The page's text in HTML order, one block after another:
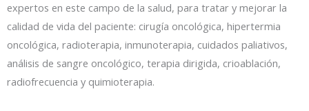
expertos en este campo de la salud, para tratar y mejorar la
calidad de vida del paciente: cirugía oncológica, hipertermia
oncológica, radioterapia, inmunoterapia, cuidados paliativos,
análisis de sangre oncológico, terapia dirigida, crioablación,
radiofrecuencia y quimioterapia.